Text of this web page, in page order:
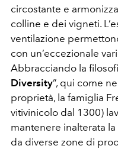
circostante e
colline e dei vigneti.
ventilazione
con un’eccezionale
Abbracciando la
Diversity”, qui come
proprietà, la famiglia
vitivinicolo dal 1300)
mantenere inalterata
da diverse zone di